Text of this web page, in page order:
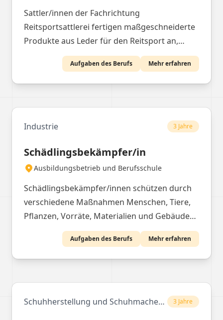
Sattler/innen der Fachrichtung
Reitsportsattlerei fertigen maßgeschneiderte
Produkte aus Leder für den Reitsport an,
indem sie Maße am Pferd nehmen und
dessen Bewegungen beobachten. Sie
erstellen Schablonen, schneiden die Teile zu,
Einzelteile zusammen.
Aufgaben des Berufs Mehr erfahren
Industrie 3 Jahre
Schädlingsbekämpfer/in
Ausbildungsbetrieb und Berufsschule
Schädlingsbekämpfer/innen schützen durch
verschiedene Maßnahmen Menschen, Tiere,
Pflanzen, Vorräte, Materialien und Gebäude
vor Schädlingen. Bei einem Befall analysieren
sie die Situation, wählen geeignete Mittel aus
und setzen diese umweltbewusst ein. Die
Beratung der Kunden sind zentrale Aufgaben.
Aufgaben des Berufs Mehr erfahren
Schuhherstellung und Schuhmacherhandwerk 3 Jahre